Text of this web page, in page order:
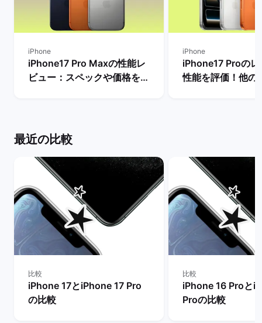
iPhone
iPhone17 Pro Maxの性能レ
ビュー：スペックや価格を
iPhone
iPhone17 Proのレ
性能を評価！他の
最近の比較
比較
iPhone 17とiPhone 17 Pro
の比較
比較
iPhone 16 Proと
Proの比較